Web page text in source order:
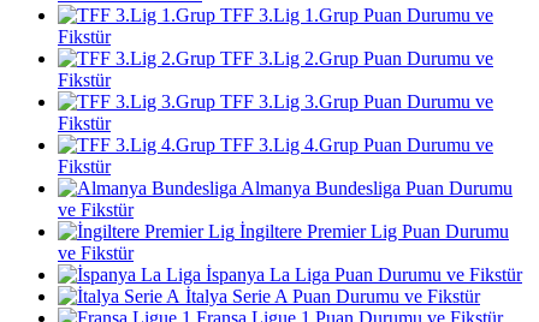
TFF 3.Lig 1.Grup Puan Durumu ve
Fikstür
TFF 3.Lig 2.Grup Puan Durumu ve
Fikstür
TFF 3.Lig 3.Grup Puan Durumu ve
Fikstür
TFF 3.Lig 4.Grup Puan Durumu ve
Fikstür
Almanya Bundesliga Puan Durumu
ve Fikstür
İngiltere Premier Lig Puan Durumu
ve Fikstür
İspanya La Liga Puan Durumu ve Fikstür
İtalya Serie A Puan Durumu ve Fikstür
Fransa Ligue 1 Puan Durumu ve Fikstür